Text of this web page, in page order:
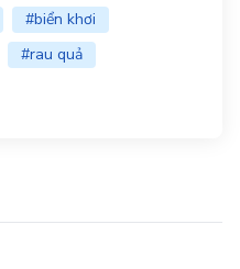
#biển khơi
#rau quả